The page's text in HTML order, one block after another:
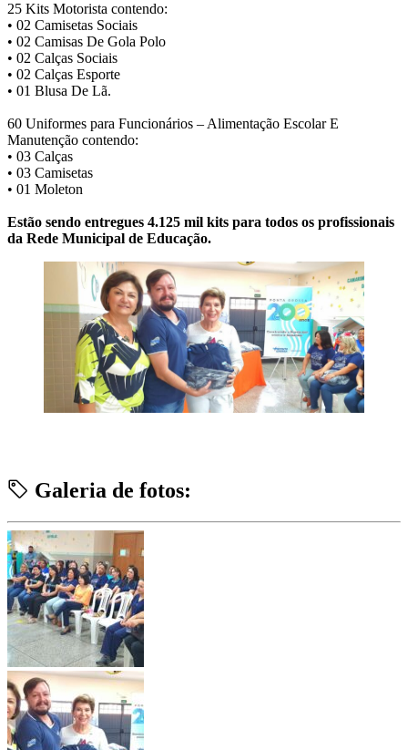
25 Kits Motorista contendo:
• 02 Camisetas Sociais
• 02 Camisas De Gola Polo
• 02 Calças Sociais
• 02 Calças Esporte
• 01 Blusa De Lã.
60 Uniformes para Funcionários – Alimentação Escolar E
Manutenção contendo:
• 03 Calças
• 03 Camisetas
• 01 Moleton
Estão sendo entregues 4.125 mil kits para todos os profissionais
da Rede Municipal de Educação.
Galeria de fotos: